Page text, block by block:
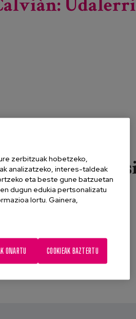
batean parte
buruz, haien
Gehiago irakurri
zerbitzuak hobetzeko,
analizatzeko, interes-taldeak
eta beste gune batzuetan
dugun edukia pertsonalizatu
lortu. Gainera,
COOKIEAK BAZTERTU
ONARTU